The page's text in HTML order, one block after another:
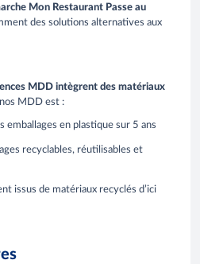
Mon Restaurant Passe au
des solutions alternatives aux
MDD intègrent des matériaux
MDD est :
emballages en plastique sur 5 ans
recyclables, réutilisables et
issus de matériaux recyclés d’ici